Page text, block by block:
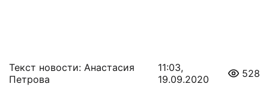
Текст новости: Анастасия
Петрова
11:03,
19.09.2020
528